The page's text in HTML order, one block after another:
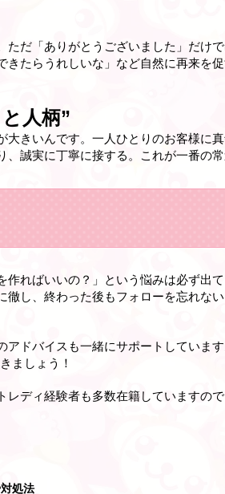
だ「ありがとうございました」だけ
たらうれしいな」など自然に再来を
人柄”
きいんです。一人ひとりのお客様に
誠実に丁寧に接する。これが一番の常
ればいいの？」という悩みは必ず出
し、終わった後もフォローを忘れな
アドバイスも一緒にサポートしていま
ましょう！
レディ経験者も多数在籍していますの
処法